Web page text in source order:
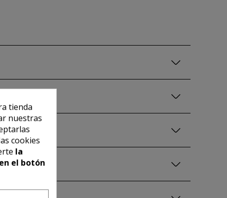
tienda
nuestras
cookies
la
el botón